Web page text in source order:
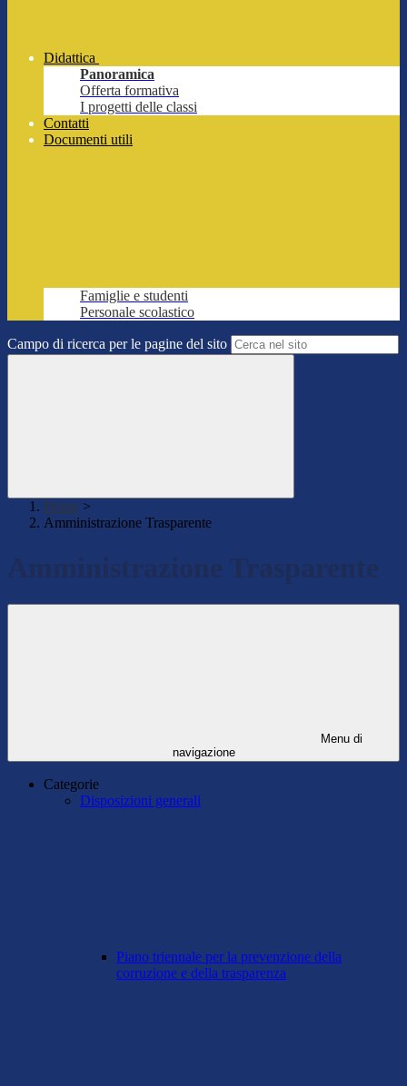
Didattica
Panoramica
Offerta formativa
I progetti delle classi
Contatti
Documenti utili
Famiglie e studenti
Personale scolastico
Campo di ricerca per le pagine del sito
Home >
Amministrazione Trasparente
Amministrazione Trasparente
Menu di
navigazione
Categorie
Disposizioni generali
Piano triennale per la prevenzione della
corruzione e della trasparenza